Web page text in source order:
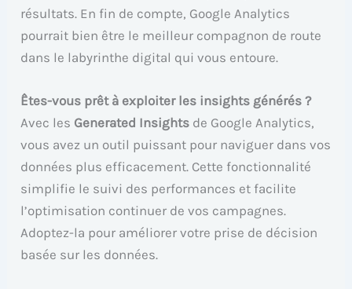
résultats. En fin de compte, Google Analytics
pourrait bien être le meilleur compagnon de route
dans le labyrinthe digital qui vous entoure.
Êtes-vous prêt à exploiter les insights générés ?
Avec les Generated Insights de Google Analytics,
vous avez un outil puissant pour naviguer dans vos
données plus efficacement. Cette fonctionnalité
simplifie le suivi des performances et facilite
l’optimisation continuer de vos campagnes.
Adoptez-la pour améliorer votre prise de décision
basée sur les données.